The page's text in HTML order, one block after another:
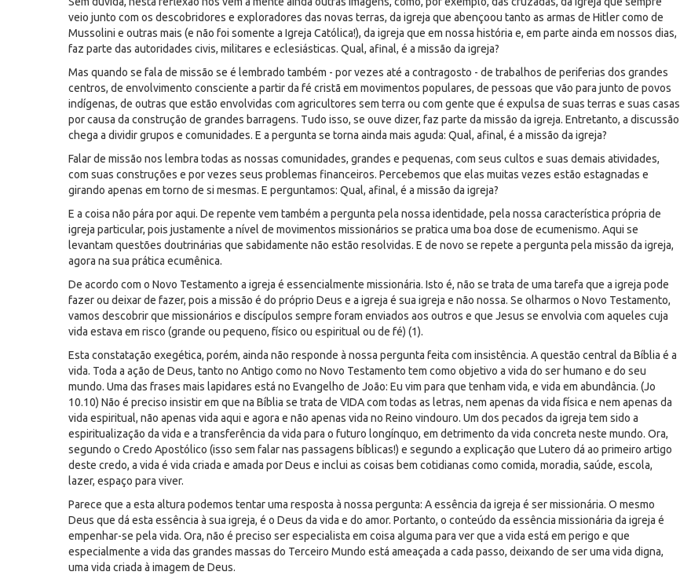
veio junto com os descobridores e exploradores das novas terras, da igreja que abençoou tanto as armas de Hitler como de
Mussolini e outras mais (e não foi somente a Igreja Católica!), da igreja que em nossa história e, em parte ainda em nossos dias,
faz parte das autoridades civis, militares e eclesiásticas. Qual, afinal, é a missão da igreja?
Mas quando se fala de missão se é lembrado também - por vezes até a contragosto - de trabalhos de periferias dos grandes
centros, de envolvimento consciente a partir da fé cristã em movimentos populares, de pessoas que vão para junto de povos
indígenas, de outras que estão envolvidas com agricultores sem terra ou com gente que é expulsa de suas terras e suas casas
por causa da construção de grandes barragens. Tudo isso, se ouve dizer, faz parte da missão da igreja. Entretanto, a discussão
chega a dividir grupos e comunidades. E a pergunta se torna ainda mais aguda: Qual, afinal, é a missão da igreja?
Falar de missão nos lembra todas as nossas comunidades, grandes e pequenas, com seus cultos e suas demais atividades,
com suas construções e por vezes seus problemas financeiros. Percebemos que elas muitas vezes estão estagnadas e
girando apenas em torno de si mesmas. E perguntamos: Qual, afinal, é a missão da igreja?
E a coisa não pára por aqui. De repente vem também a pergunta pela nossa identidade, pela nossa característica própria de
igreja particular, pois justamente a nível de movimentos missionários se pratica uma boa dose de ecumenismo. Aqui se
levantam questões doutrinárias que sabidamente não estão resolvidas. E de novo se repete a pergunta pela missão da igreja,
agora na sua prática ecumênica.
De acordo com o Novo Testamento a igreja é essencialmente missionária. Isto é, não se trata de uma tarefa que a igreja pode
fazer ou deixar de fazer, pois a missão é do próprio Deus e a igreja é sua igreja e não nossa. Se olharmos o Novo Testamento,
vamos descobrir que missionários e discípulos sempre foram enviados aos outros e que Jesus se envolvia com aqueles cuja
vida estava em risco (grande ou pequeno, físico ou espiritual ou de fé) (1).
Esta constatação exegética, porém, ainda não responde à nossa pergunta feita com insistência. A questão central da Bíblia é a
vida. Toda a ação de Deus, tanto no Antigo como no Novo Testamento tem como objetivo a vida do ser humano e do seu
mundo. Uma das frases mais lapidares está no Evangelho de João: Eu vim para que tenham vida, e vida em abundância. (Jo
10.10) Não é preciso insistir em que na Bíblia se trata de VIDA com todas as letras, nem apenas da vida física e nem apenas da
vida espiritual, não apenas vida aqui e agora e não apenas vida no Reino vindouro. Um dos pecados da igreja tem sido a
espiritualização da vida e a transferência da vida para o futuro longínquo, em detrimento da vida concreta neste mundo. Ora,
segundo o Credo Apostólico (isso sem falar nas passagens bíblicas!) e segundo a explicação que Lutero dá ao primeiro artigo
deste credo, a vida é vida criada e amada por Deus e inclui as coisas bem cotidianas como comida, moradia, saúde, escola,
lazer, espaço para viver.
Parece que a esta altura podemos tentar uma resposta à nossa pergunta: A essência da igreja é ser missionária. O mesmo
Deus que dá esta essência à sua igreja, é o Deus da vida e do amor. Portanto, o conteúdo da essência missionária da igreja é
empenhar-se pela vida. Ora, não é preciso ser especialista em coisa alguma para ver que a vida está em perigo e que
especialmente a vida das grandes massas do Terceiro Mundo está ameaçada a cada passo, deixando de ser uma vida digna,
uma vida criada à imagem de Deus.